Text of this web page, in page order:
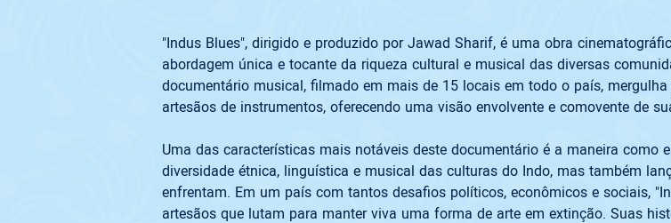
"Indus Blues", dirigido e produzido por Jawad Sharif, é uma obra
abordagem única e tocante da riqueza cultural e musical das diversas
documentário musical, filmado em mais de 15 locais em todo o país,
Uma das características mais notáveis deste documentário é a maneira como
diversidade étnica, linguística e musical das culturas do Indo, mas também
enfrentam. Em um país com tantos desafios políticos, econômicos e sociais,
artesãos que lutam para manter viva uma forma de arte em extinção. Suas